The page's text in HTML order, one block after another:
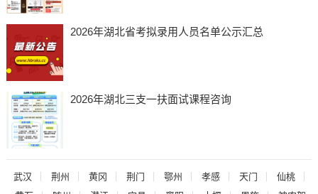
2026年湖北省考拟录用人员名单公示汇总
2026年湖北三支一扶面试课程咨询
武汉 荆州 黄冈 荆门 鄂州 孝感 天门
仙桃